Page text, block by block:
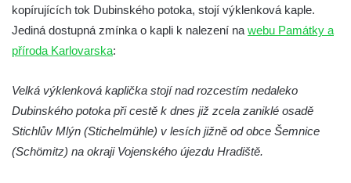
dominikánů v Českých Budějovicích
Kostel Všech svatých v Kamenném Újezdě
Dělnická v Kamenném Újezdě
Bývalý kostel svatých Filipa a Jakuba na
náměstí J. V. Kamarýta ve Velešíně
Kaple na hřbitově ve Velešíně
kopírujících tok Dubinského potoka, stojí výklenková kaple.
Jediná dostupná zmínka o kapli k nalezení na webu Památky a
příroda Karlovarska:
Velká výklenková kaplička stojí nad rozcestím nedaleko
Dubinského potoka při cestě k dnes již zcela zaniklé osadě
Stichlův Mlýn (Stichelmühle) v lesích jižně od obce Šemnice
(Schömitz) na okraji Vojenského újezdu Hradiště.